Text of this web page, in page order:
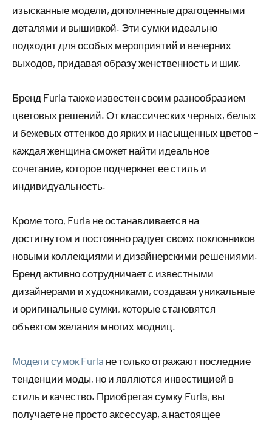
изысканные модели, дополненные драгоценными
деталями и вышивкой. Эти сумки идеально
подходят для особых мероприятий и вечерних
выходов, придавая образу женственность и шик.
Бренд Furla также известен своим разнообразием
цветовых решений. От классических черных, белых
и бежевых оттенков до ярких и насыщенных цветов –
каждая женщина сможет найти идеальное
сочетание, которое подчеркнет ее стиль и
индивидуальность.
Кроме того, Furla не останавливается на
достигнутом и постоянно радует своих поклонников
новыми коллекциями и дизайнерскими решениями.
Бренд активно сотрудничает с известными
дизайнерами и художниками, создавая уникальные
и оригинальные сумки, которые становятся
объектом желания многих модниц.
Модели сумок Furla не только отражают последние
тенденции моды, но и являются инвестицией в
стиль и качество. Приобретая сумку Furla, вы
получаете не просто аксессуар, а настоящее